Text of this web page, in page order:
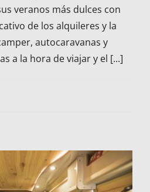
veranos más dulces con
de los alquileres y la
autocaravanas y
a la hora de viajar y el [...]